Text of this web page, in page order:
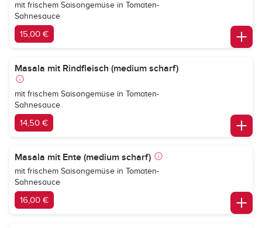
mit frischem Saisongemüse in Tomaten-
Sahnesauce
15,00 €
Masala mit Rindfleisch (medium scharf)
mit frischem Saisongemüse in Tomaten-
Sahnesauce
14,50 €
Masala mit Ente (medium scharf)
mit frischem Saisongemüse in Tomaten-
Sahnesauce
16,00 €